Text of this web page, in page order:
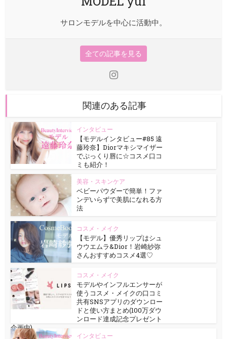
サロンモデルを中心に活動中。
全ての記事を見る
関連のある記事
インタビュー
【モデルインタビュー#85 遠
藤玲奈】Diorマキシマイザー
でぷっくり唇に☆コスメ口コ
ミも紹介！
美容・スキンケア
ベビーパウダーで簡単！ファ
ンデいらずで美肌になれる方
法
コスメ・メイク
【モデル】優秀リップはシュ
ウウエムラ&Dior！岩崎紗弥
さんおすすめコスメ4選♡
コスメ・メイク
モデルやインフルエンサーが
使うコスメ・メイクの口コミ
共有SNSアプリのダウンロー
ドと使い方まとめ(100万ダウ
ンロード達成記念プレゼント
企画中)
インタビュー